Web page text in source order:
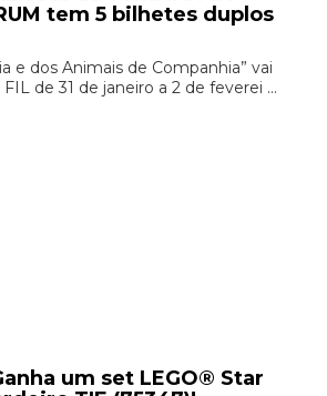
tem 5 bilhetes duplos
e dos Animais de Companhia” vai
de 31 de janeiro a 2 de feverei ...
um set LEGO® Star